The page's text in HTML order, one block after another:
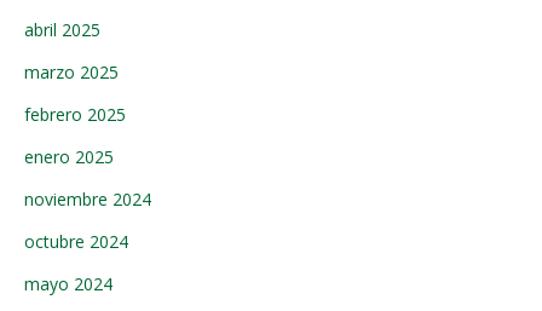
abril 2025
marzo 2025
febrero 2025
enero 2025
noviembre 2024
octubre 2024
mayo 2024